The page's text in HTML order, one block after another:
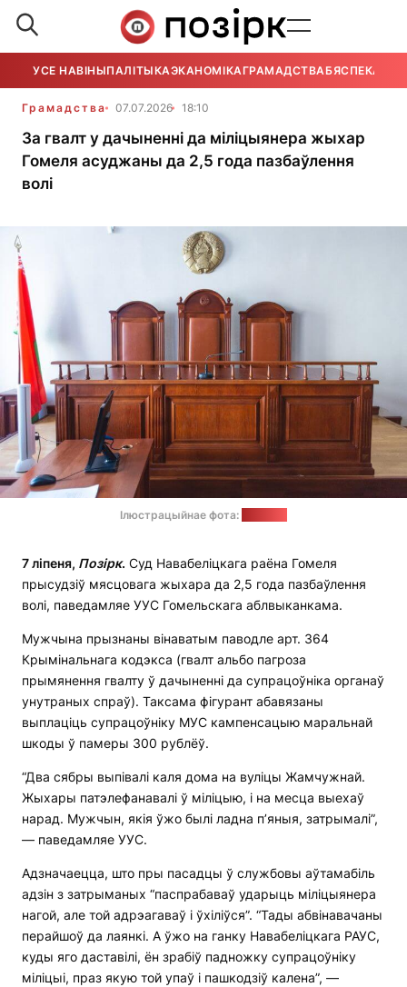
УСЕ НАВІНЫПАЛІТЫКАЭКАНОМІКАГРАМАДСТВАБЯСПЕКА
Грамадства 07.07.2026 18:10
За гвалт у дачыненні да міліцыянера жыхар
Гомеля асуджаны да 2,5 года пазбаўлення
волі
Ілюстрацыйнае фота:
7 ліпеня, Позірк. Суд Навабеліцкага раёна Гомеля
прысудзіў мясцовага жыхара да 2,5 года пазбаўлення
волі, паведамляе УУС Гомельскага аблвыканкама.
Мужчына прызнаны вінаватым паводле арт. 364
Крымінальнага кодэкса (гвалт альбо пагроза
прымянення гвалту ў дачыненні да супрацоўніка органаў
унутраных спраў). Таксама фігурант абавязаны
выплаціць супрацоўніку МУС кампенсацыю маральнай
шкоды ў памеры 300 рублёў.
“Два сябры выпівалі каля дома на вуліцы Жамчужнай.
Жыхары патэлефанавалі ў міліцыю, і на месца выехаў
нарад. Мужчын, якія ўжо былі ладна п’яныя, затрымалі”,
— паведамляе УУС.
Адзначаецца, што пры пасадцы ў службовы аўтамабіль
адзін з затрыманых “паспрабаваў ударыць міліцыянера
нагой, але той адрэагаваў і ўхіліўся”. “Тады абвінавачаны
перайшоў да лаянкі. А ўжо на ганку Навабеліцкага РАУС,
куды яго даставілі, ён зрабіў падножку супрацоўніку
міліцыі, праз якую той упаў і пашкодзіў калена”, —